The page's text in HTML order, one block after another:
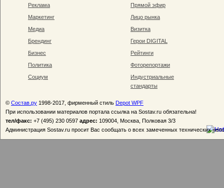
Реклама
Маркетинг
Медиа
Брендинг
Бизнес
Политика
Социум
Прямой эфир
Лицо рынка
Визитка
Герои DIGITAL
Рейтинги
Фоторепортажи
Индустриальные
стандарты
© Состав.ру 1998-2017, фирменный стиль Depot WPF
При использовании материалов портала ссылка на Sostav.ru обязательна!
тел/факс: +7 (495) 230 0597 адрес: 109004, Москва, Полковая 3/3
Администрация Sostav.ru просит Вас сообщать о всех замеченных технических